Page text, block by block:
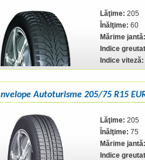
Lăţime: 205
Înălţime: 60
Mărime jantă:
Indice
Indice viteză:
Autoturisme 205/75 R15
Lăţime: 205
Înălţime: 75
Mărime jantă:
Indice